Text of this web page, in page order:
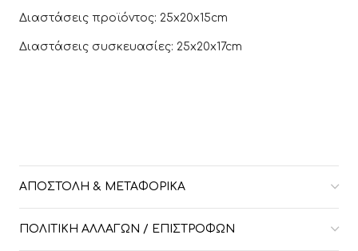
Διαστάσεις προϊόντος: 25x20x15cm
Διαστάσεις συσκευασίες: 25x20x17cm
ΑΠΟΣΤΟΛΉ & ΜΕΤΑΦΟΡΙΚΆ
ΠΟΛΙΤΙΚΉ ΑΛΛΑΓΏΝ / ΕΠΙΣΤΡΟΦΏΝ